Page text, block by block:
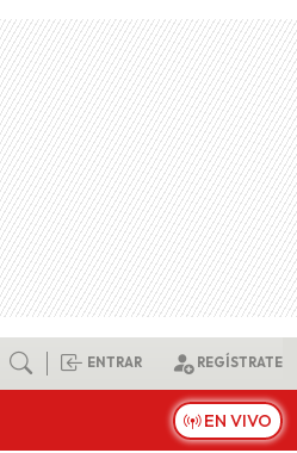
ENTRAR REGÍSTRATE
EN VIVO